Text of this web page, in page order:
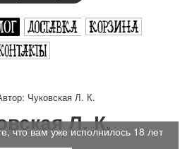
Чуковская Л. К.
Л. К.
что вам уже исполнилось 18 лет